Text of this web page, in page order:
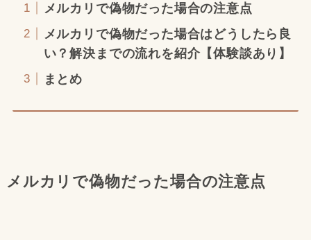
メルカリで偽物だった場合の注意点
メルカリで偽物だった場合はどうしたら良
い？解決までの流れを紹介【体験談あり】
まとめ
メルカリで偽物だった場合の注意点